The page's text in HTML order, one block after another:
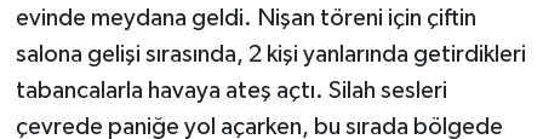
evinde meydana geldi. Nişan töreni için çiftin
salona gelişi sırasında, 2 kişi yanlarında getirdikleri
tabancalarla havaya ateş açtı. Silah sesleri
çevrede paniğe yol açarken, bu sırada bölgede